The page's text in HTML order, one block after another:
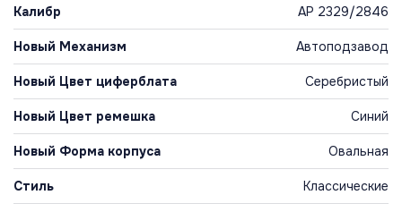
Калибр AP 2329/2846
Новый Механизм Автоподзавод
Новый Цвет циферблата Серебристый
Новый Цвет ремешка Синий
Новый Форма корпуса Овальная
Стиль Классические